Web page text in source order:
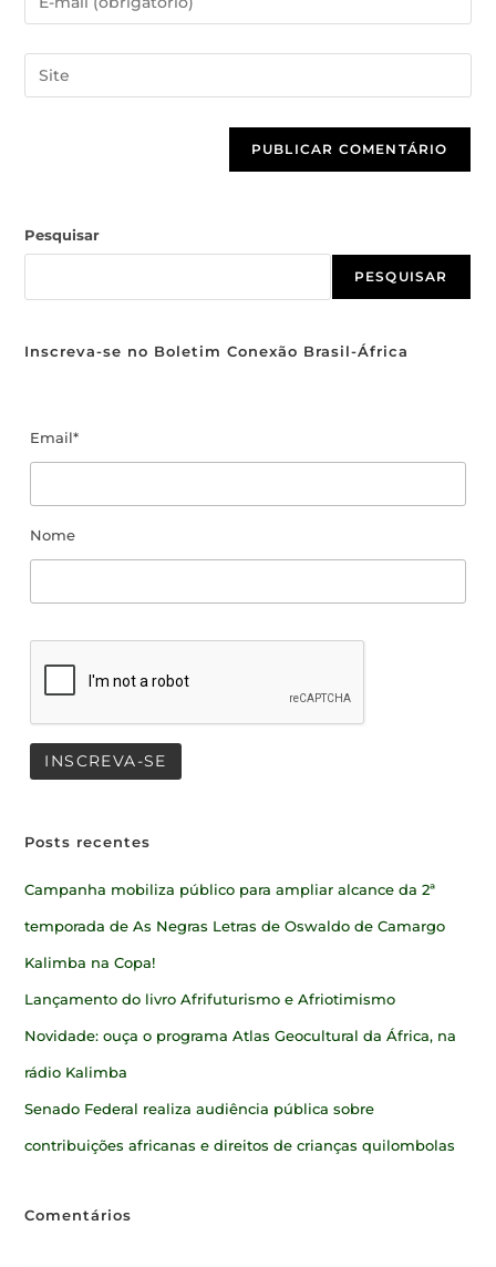
Pesquisar
PESQUISAR
Inscreva-se no Boletim Conexão Brasil-África
Email*
Nome
Posts recentes
Campanha mobiliza público para ampliar alcance da 2ª
temporada de As Negras Letras de Oswaldo de Camargo
Kalimba na Copa!
Lançamento do livro Afrifuturismo e Afriotimismo
Novidade: ouça o programa Atlas Geocultural da África, na
rádio Kalimba
Senado Federal realiza audiência pública sobre
contribuições africanas e direitos de crianças quilombolas
Comentários